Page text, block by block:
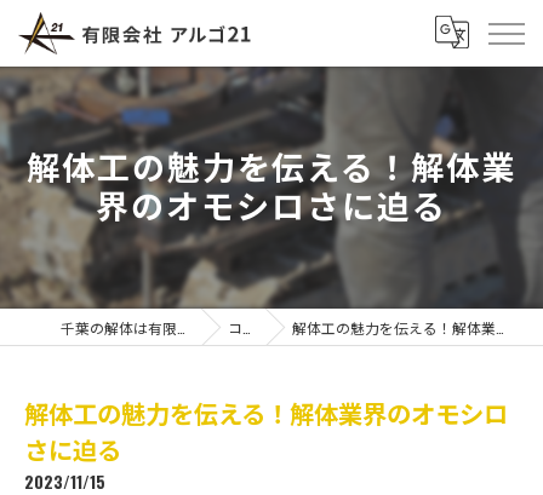
解体工の魅力を伝える！解体業
界のオモシロさに迫る
コラム 解体工の魅力を伝える！解体業界のオモシロさに迫る
解体工の魅力を伝える！解体業界のオモシロ
さに迫る
2023/11/15